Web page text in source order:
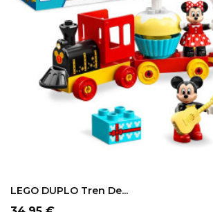
LEGO DUPLO Tren De...